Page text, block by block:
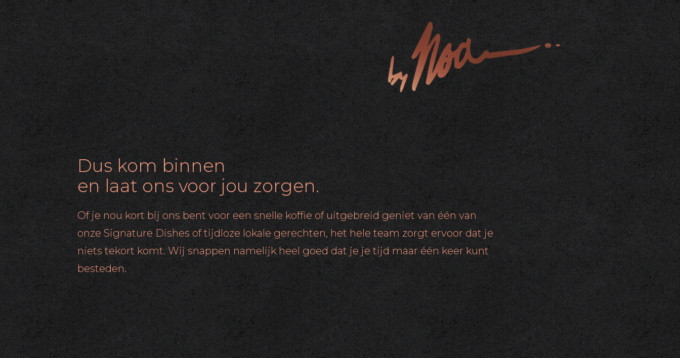
Dus kom binnen
en laat ons voor jou zorgen.
Of je nou kort bij ons bent voor een snelle koffie of uitgebreid geniet van één van
onze Signature Dishes of tijdloze lokale gerechten, het hele team zorgt ervoor dat je
niets tekort komt. Wij snappen namelijk heel goed dat je je tijd maar één keer kunt
besteden.